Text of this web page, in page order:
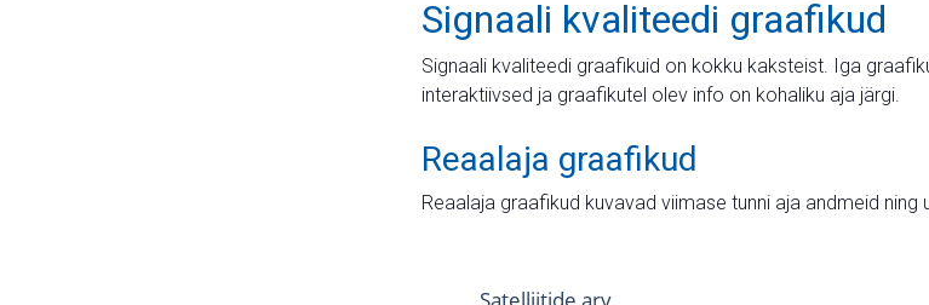
Signaali kvaliteedi graafikud
Signaali kvaliteedi graafikuid on kokku kaksteist. Iga
interaktiivsed ja graafikutel olev info on kohaliku aja järgi.
Reaalaja graafikud
Reaalaja graafikud kuvavad viimase tunni aja andmeid ning